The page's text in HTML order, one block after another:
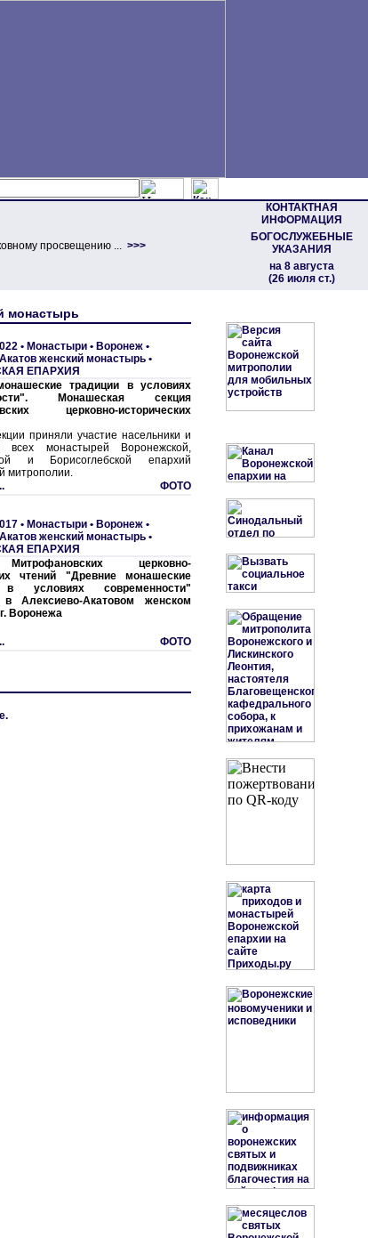
КОНТАКТНАЯ
ИНФОРМАЦИЯ
БОГОСЛУЖЕБНЫЕ
УКАЗАНИЯ
на 8 августа
(26 июля ст.)
просвещению ... >>>
монастырь
• Монастыри • Воронеж •
женский монастырь •
ЕПАРХИЯ
традиции в условиях
Монашеская секция
церковно-исторических
приняли участие насельники и
всех монастырей Воронежской,
и Борисоглебской епархий
митрополии.
ФОТО
• Монастыри • Воронеж •
женский монастырь •
ЕПАРХИЯ
церковно-
чтений "Древние монашеские
в условиях современности"
в Алексиево-Акатовом женском
Воронежа
ФОТО